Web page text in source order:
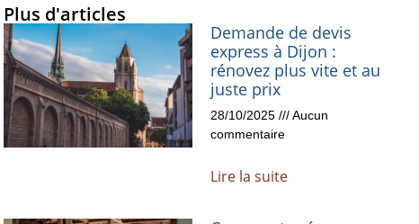
Plus d'articles
Demande de devis
express à Dijon :
rénovez plus vite et au
juste prix
28/10/2025
Aucun
commentaire
Lire la suite